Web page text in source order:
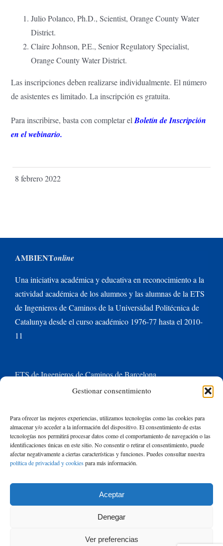
Gestionar consentimiento
Para ofrecer las mejores experiencias, utilizamos tecnologías como las cookies para
almacenar y/o acceder a la información del dispositivo. El consentimiento de estas
tecnologías nos permitirá procesar datos como el comportamiento de navegación o las
identificaciones únicas en este sitio. No consentir o retirar el consentimiento, puede
afectar negativamente a ciertas características y funciones. Puedes consultar nuestra
política de privacidad y cookiespara más información.
Aceptar
Denegar
Ver preferencias
Julio Polanco, Ph.D., Scientist, Orange County Water
District.
Claire Johnson, P.E., Senior Regulatory Specialist,
Orange County Water District.
Las inscripciones deben realizarse individualmente. El número
de asistentes es limitado. La inscripción es gratuita.
Para inscribirse, basta con completar elBoletín de Inscripción
en el webinario.
8 febrero 2022
AMBIENTonline
Una iniciativa académica y educativa en reconocimiento a la
actividad académica de los alumnos y las alumnas de la ETS
de Ingenieros de Caminos de la Universidad Politécnica de
Catalunya desde el curso académico 1976-77 hasta el 2010-
11
ETS de Ingenieros de Caminos de Barcelona
Universitat Politècnica de Catalunya BarcelonaTech
Contacte con nosotros
Buscar:
2026 de Rafael Mujeriego | Todos los derechos reservados
|